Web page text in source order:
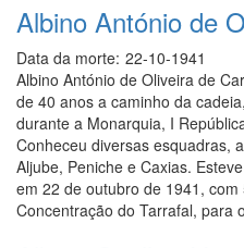
Albino António de
Data da morte: 22-10-1941
Albino António de Oliveira de
de 40 anos a caminho da
durante a Monarquia, I
Conheceu diversas esquadras,
Aljube, Peniche e Caxias.
em 22 de outubro de 1941,
Concentração do Tarrafal, para